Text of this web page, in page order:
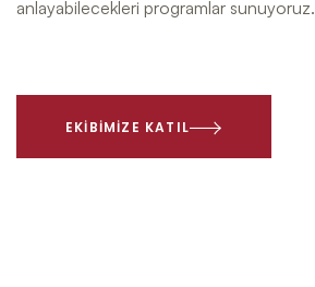
anlayabilecekleri programlar sunuyoruz.
EKIBIMIZE KATIL